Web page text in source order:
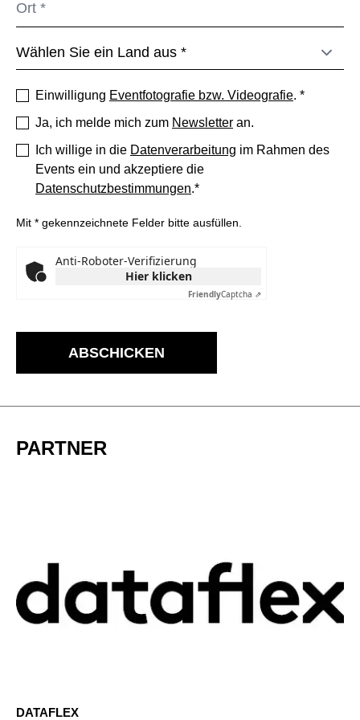
Einwilligung Eventfotografie bzw. Videografie. *
Ja, ich melde mich zum Newsletter an.
Ich willige in die Datenverarbeitung im Rahmen des
Events ein und akzeptiere die
Datenschutzbestimmungen.*
Mit * gekennzeichnete Felder bitte ausfüllen.
Anti-Roboter-Verifizierung
Hier klicken
FriendlyCaptcha ⇗
ABSCHICKEN
PARTNER
DATAFLEX